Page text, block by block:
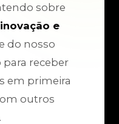
sobre
e
do nosso
receber
em primeira
outros